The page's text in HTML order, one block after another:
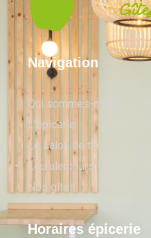
Navigation
Qui sommes-nous ?
L'épicerie
Le salon de thé
Les alentours
Nos gîtes
Horaires épicerie